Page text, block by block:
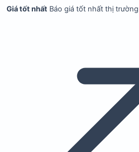
Giá tốt nhất Báo giá tốt nhất thị trường